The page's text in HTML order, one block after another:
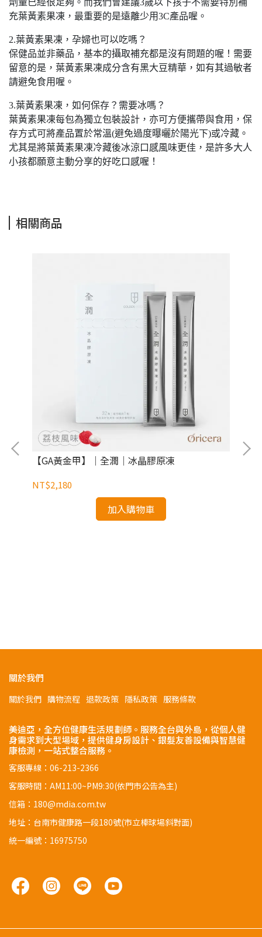
劑量已經很足夠。而我們會建議3歲以下孩子不需要特別補
充葉黃素果凍，最重要的是遠離少用3C產品喔。
2.葉黃素果凍，孕婦也可以吃嗎？
保健品並非藥品，基本的攝取補充都是沒有問題的喔！需要
留意的是，葉黃素果凍成分含有黑大豆精華，如有其過敏者
請避免食用喔。
3.葉黃素果凍，如何保存？需要冰嗎？
葉黃素果凍每包為獨立包裝設計，亦可方便攜帶與食用，保
存方式可將產品置於常溫(避免過度曝曬於陽光下)或冷藏。
尤其是將葉黃素果凍冷藏後冰涼口感風味更佳，是許多大人
小孩都願意主動分享的好吃口感喔！
相關商品
【GA黃金甲】｜全潤｜冰晶膠原凍
NT$2,180
加入購物車
關於我們
關於我們 購物流程 退款政策 隱私政策 服務條款
美迪亞，全方位健康生活規劃師。服務全台與外島，從個人健
身需求到大型場域，提供健身房設計、銀髮友善設備與智慧健
康檢測，一站式整合服務。
客服專線：06-213-2366
客服時間：AM11:00~PM9:30(依門市公告為主)
信箱：180@mdia.com.tw
地址：台南市健康路一段180號(市立棒球場斜對面)
統一編號：16975750